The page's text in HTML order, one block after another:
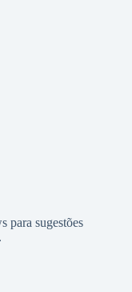
para sugestões